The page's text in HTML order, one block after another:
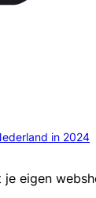
in 2024
je eigen